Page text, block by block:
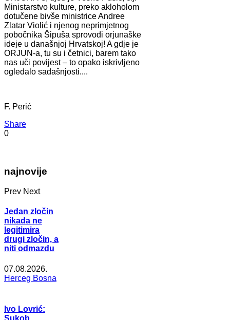
Ministarstvo kulture, preko akloholom
dotučene bivše ministrice Andree
Zlatar Violić i njenog neprimjetnog
pobočnika Šipuša sprovodi orjunaške
ideje u današnjoj Hrvatskoj! A gdje je
ORJUN-a, tu su i četnici, barem tako
nas uči povijest – to opako iskrivljeno
ogledalo sadašnjosti....
F. Perić
Share
0
najnovije
Prev Next
Jedan zločin
nikada ne
legitimira
drugi zločin, a
niti odmazdu
07.08.2026.
Herceg Bosna
Ivo Lovrić:
Sukob